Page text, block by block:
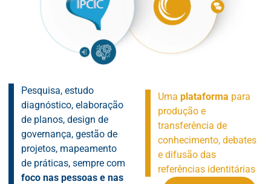
Pesquisa, estudo
diagnóstico, elaboração
de planos, design de
governança, gestão de
projetos, mapeamento
de práticas, sempre com
foco nas pessoas e nas
Uma plataforma para
produção e
transferência de
conhecimento, debates
e difusão das
referências identitárias